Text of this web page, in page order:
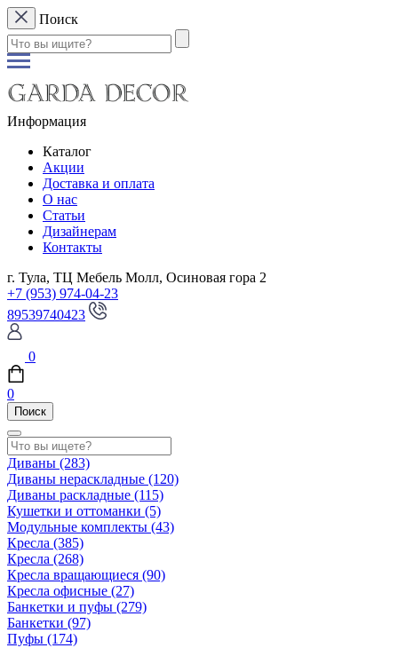
Поиск
Информация
Каталог
Акции
Доставка и оплата
О нас
Статьи
Дизайнерам
Контакты
г. Тула, ТЦ Мебель Молл, Осиновая гора 2
+7 (953) 974-04-23
89539740423
0
0
Поиск
Диваны (283)
Диваны нераскладные (120)
Диваны раскладные (115)
Кушетки и оттоманки (5)
Модульные комплекты (43)
Кресла (385)
Кресла (268)
Кресла вращающиеся (90)
Кресла офисные (27)
Банкетки и пуфы (279)
Банкетки (97)
Пуфы (174)